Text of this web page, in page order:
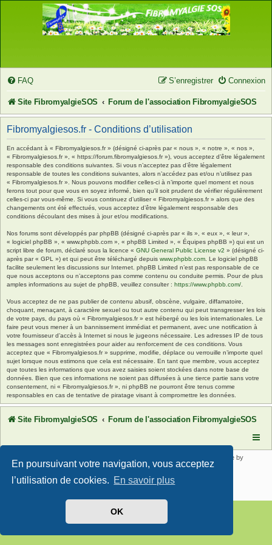
En poursuivant votre navigation, vous acceptez
l’utilisation de cookies. En savoir plus
OK
FAQ Connexion
S’enregistrer
Site FibromyalgieSOS Forum de l'association FibromyalgieSOS
Fibromyalgiesos.fr - Conditions d’utilisation
En accédant à « Fibromyalgiesos.fr » (désigné ci-après par « nous », « notre », « nos »,
« Fibromyalgiesos.fr », « https://forum.fibromyalgiesos.fr »), vous acceptez d’être légalement
responsable des conditions suivantes. Si vous n’acceptez pas d’être légalement
responsable de toutes les conditions suivantes, alors n’accédez pas et/ou n’utilisez pas
« Fibromyalgiesos.fr ». Nous pouvons modifier celles-ci à n’importe quel moment et nous
ferons tout pour que vous en soyez informé, bien qu’il soit prudent de vérifier régulièrement
celles-ci par vous-même. Si vous continuez d’utiliser « Fibromyalgiesos.fr » alors que des
changements ont été effectués, vous acceptez d’être légalement responsable des
conditions découlant des mises à jour et/ou modifications.
Nos forums sont développés par phpBB (désigné ci-après par « ils », « eux », « leur »,
« logiciel phpBB », « www.phpbb.com », « phpBB Limited », « Équipes phpBB ») qui est un
script libre de forum, déclaré sous la licence « GNU General Public License v2 » (désigné ci-
après par « GPL ») et qui peut être téléchargé depuis www.phpbb.com . Le logiciel phpBB
facilite seulement les discussions sur Internet. phpBB Limited n’est pas responsable de ce
que nous acceptons ou n’acceptons pas comme contenu ou conduite permis. Pour de plus
amples informations au sujet de phpBB, veuillez consulter : https://www.phpbb.com/
Vous acceptez de ne pas publier de contenu abusif, obscène, vulgaire, diffamatoire,
choquant, menaçant, à caractère sexuel ou tout autre contenu qui peut transgresser les lois
de votre pays, du pays où « Fibromyalgiesos.fr » est hébergé ou les lois internationales. Le
faire peut vous mener à un bannissement immédiat et permanent, avec une notification à
votre fournisseur d’accès à Internet si nous le jugeons nécessaire. Les adresses IP de tous
les messages sont enregistrées pour aider au renforcement de ces conditions. Vous
acceptez que « Fibromyalgiesos.fr » supprime, modifie, déplace ou verrouille n’importe quel
sujet lorsque nous estimons que cela est nécessaire. En tant que membre, vous acceptez
que toutes les informations que vous avez saisies soient stockées dans notre base de
données. Bien que ces informations ne soient pas diffusées à une tierce partie sans votre
consentement, ni « Fibromyalgiesos.fr », ni phpBB ne pourront être tenus comme
responsables en cas de tentative de piratage visant à compromettre les données.
Site FibromyalgieSOS Forum de l'association FibromyalgieSOS
® Forum Software © phpBB Limited | SE Square by
PhpBB3 BBCodes
Traduit parphpBB-fr.com